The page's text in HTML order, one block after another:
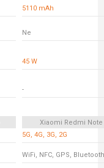
5110 mAh
Ne
45 W
-
Xiaomi Redmi Note
5G, 4G, 3G, 2G
WiFi, NFC, GPS, Bluetooth